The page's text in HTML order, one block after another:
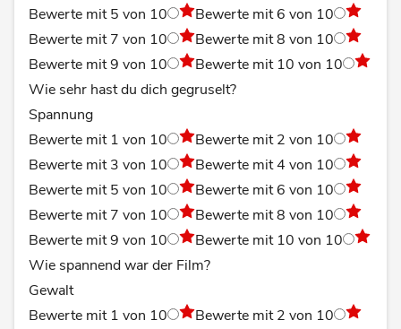
Bewerte mit 5 von 10
Bewerte mit 6 von 10
Bewerte mit 7 von 10
Bewerte mit 8 von 10
Bewerte mit 9 von 10
Bewerte mit 10 von 10
Wie sehr hast du dich gegruselt?
Spannung
Bewerte mit 1 von 10
Bewerte mit 2 von 10
Bewerte mit 3 von 10
Bewerte mit 4 von 10
Bewerte mit 5 von 10
Bewerte mit 6 von 10
Bewerte mit 7 von 10
Bewerte mit 8 von 10
Bewerte mit 9 von 10
Bewerte mit 10 von 10
Wie spannend war der Film?
Gewalt
Bewerte mit 1 von 10
Bewerte mit 2 von 10